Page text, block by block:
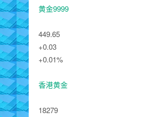
黄金9999
449.65
+0.03
+0.01%
香港黄金
18279